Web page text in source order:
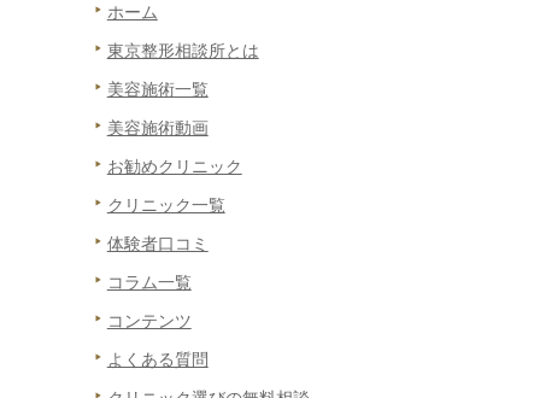
ホーム
東京整形相談所とは
美容施術一覧
美容施術動画
お勧めクリニック
クリニック一覧
体験者口コミ
コラム一覧
コンテンツ
よくある質問